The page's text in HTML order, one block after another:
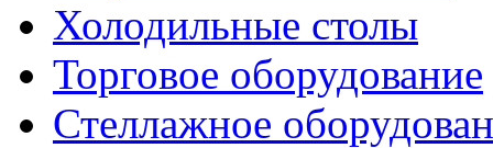
Холодильные столы
Торговое оборудование
Стеллажное